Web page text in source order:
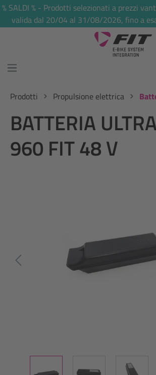
principale
% SALDI % - Prodotti selezionati a prezzi
valida dal 20/04 al 31/08/2026, fino a
Prodotti Propulsione elettrica
BATTERIA
960 FIT 48 V